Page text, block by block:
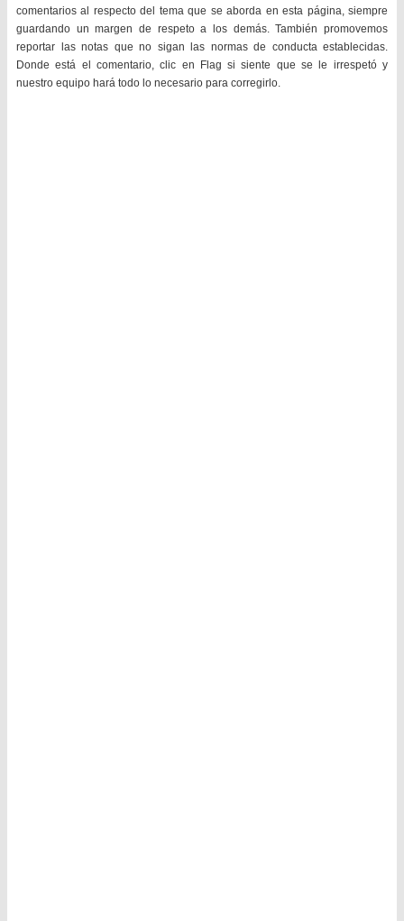
comentarios al respecto del tema que se aborda en esta página, siempre
guardando un margen de respeto a los demás. También promovemos
reportar las notas que no sigan las normas de conducta establecidas.
Donde está el comentario, clic en Flag si siente que se le irrespetó y
nuestro equipo hará todo lo necesario para corregirlo.